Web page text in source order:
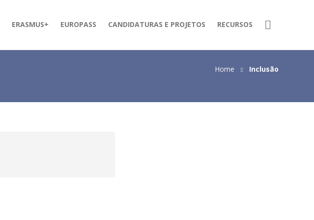
ERASMUS+ EUROPASS CANDIDATURAS E PROJETOS RECURSOS
Home Inclusão